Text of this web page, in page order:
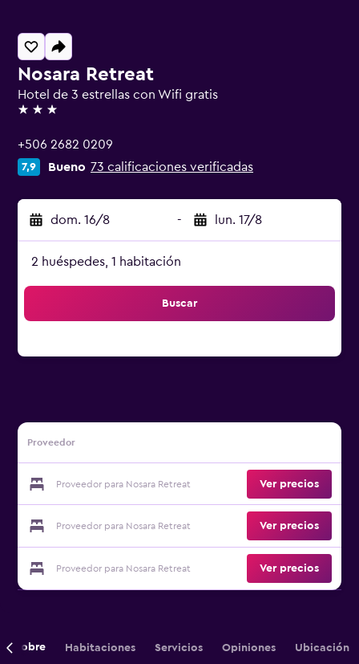
Nosara Retreat
Hotel de 3 estrellas con Wifi gratis
3 estrellas
+506 2682 0209
7,9 Bueno 73 calificaciones verificadas
dom. 16/8 - lun. 17/8
2 huéspedes, 1 habitación
Buscar
Proveedor
Proveedor para Nosara Retreat Ver precios
Proveedor para Nosara Retreat Ver precios
Proveedor para Nosara Retreat Ver precios
Sobre Habitaciones Servicios Opiniones Ubicación